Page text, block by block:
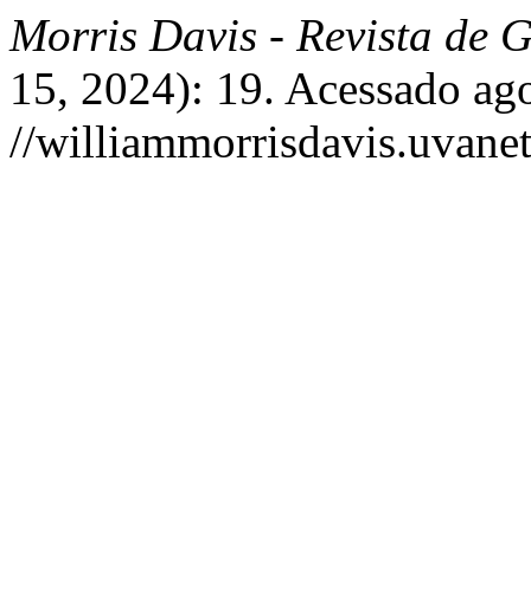
Morris Davis - Revista de
15, 2024): 19. Acessado
//